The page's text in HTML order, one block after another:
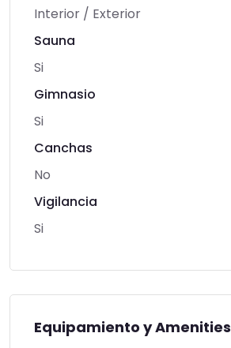
Interior / Exterior
Sauna
Si
Gimnasio
Si
Canchas
No
Vigilancia
Si
Equipamiento y Amenities